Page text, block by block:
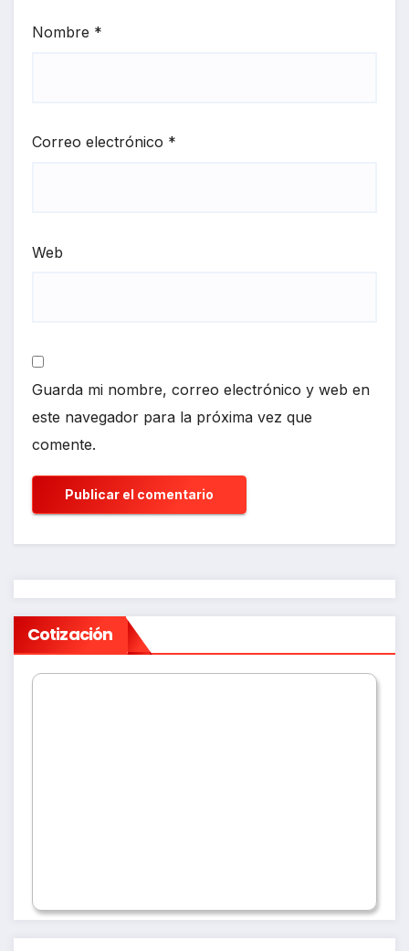
Nombre *
Correo electrónico *
Web
Guarda mi nombre, correo electrónico y web en
este navegador para la próxima vez que
comente.
Cotización